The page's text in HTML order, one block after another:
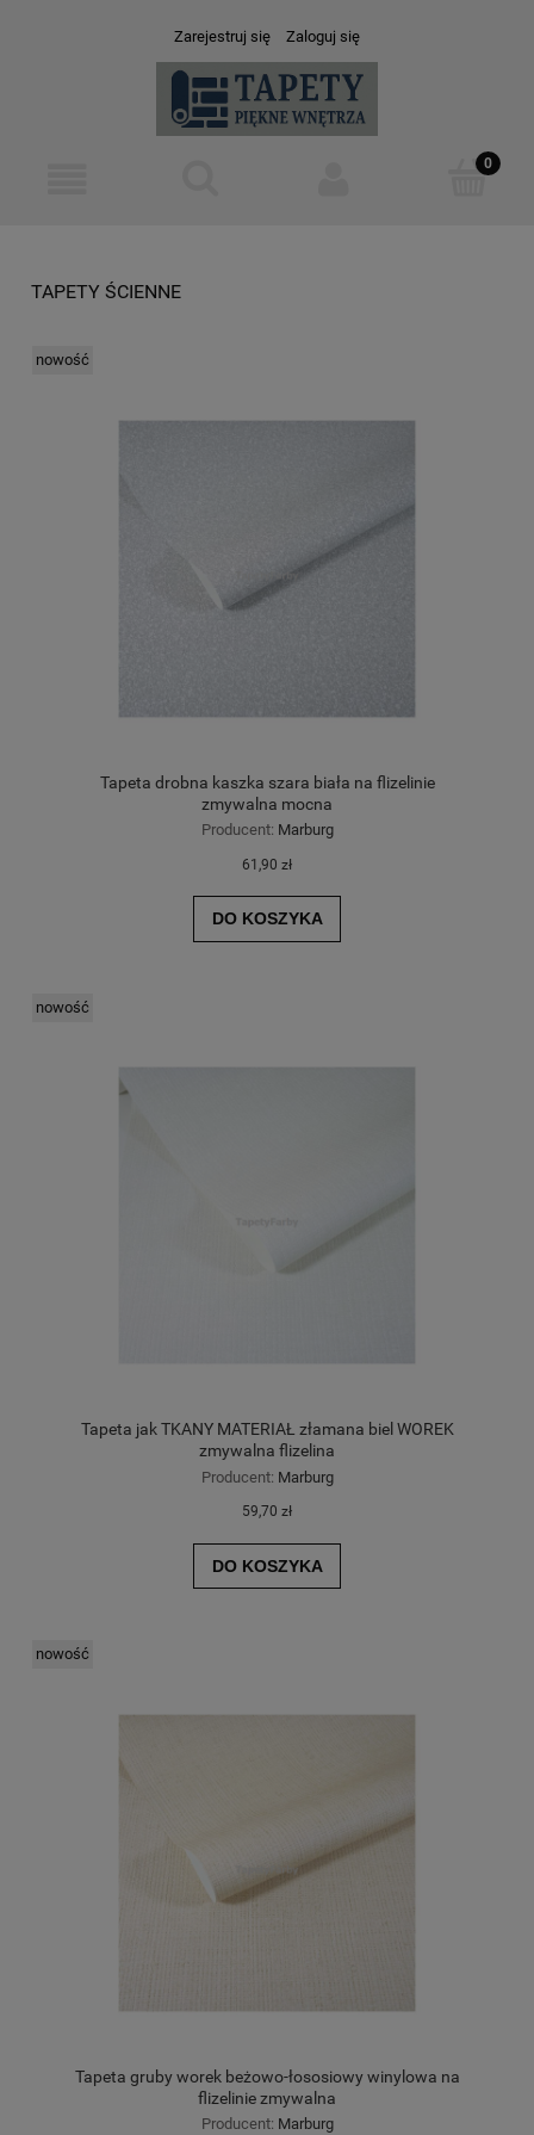
Zarejestruj się Zaloguj się
TAPETY ŚCIENNE
Tapeta drobna kaszka szara biała na flizelinie
zmywalna mocna
Producent: Marburg
61,90 zł
DO KOSZYKA
nowość
Tapeta jak TKANY MATERIAŁ złamana biel WOREK
zmywalna flizelina
Producent: Marburg
59,70 zł
DO KOSZYKA
nowość
Tapeta gruby worek beżowo-łososiowy winylowa na
flizelinie zmywalna
Producent: Marburg
nowość